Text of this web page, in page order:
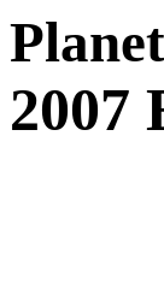
2007